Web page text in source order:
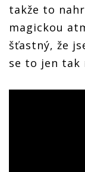
takže to
magickou
šťastný, že
se to jen tak